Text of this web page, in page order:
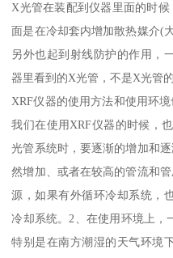
X光管在装配到仪器里面的时
面是在冷却套内增加散热媒介(
另外也起到射线防护的作用，
器里看到的X光管，不是X光管
XRF仪器的使用方法和使用环
我们在使用XRF仪器的时候，
光管系统时，要逐渐的增加和
然增加、或者在较高的管流和
源，如果有外循环冷却系统，
冷却系统。2、在使用环境上，
特别是在南方潮湿的天气环境